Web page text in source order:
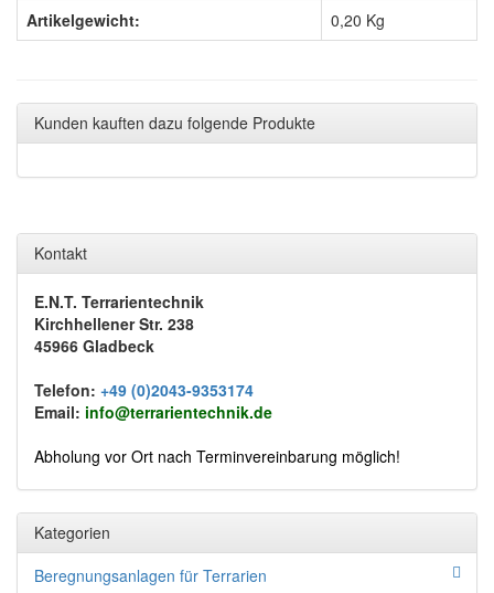
Artikelgewicht:
0,20 Kg
Kunden kauften dazu folgende Produkte
Kontakt
E.N.T. Terrarientechnik
Kirchhellener Str. 238
45966 Gladbeck
Telefon: +49 (0)2043-9353174
Email: info@terrarientechnik.de
Abholung vor Ort nach Terminvereinbarung möglich!
Kategorien
Beregnungsanlagen für Terrarien